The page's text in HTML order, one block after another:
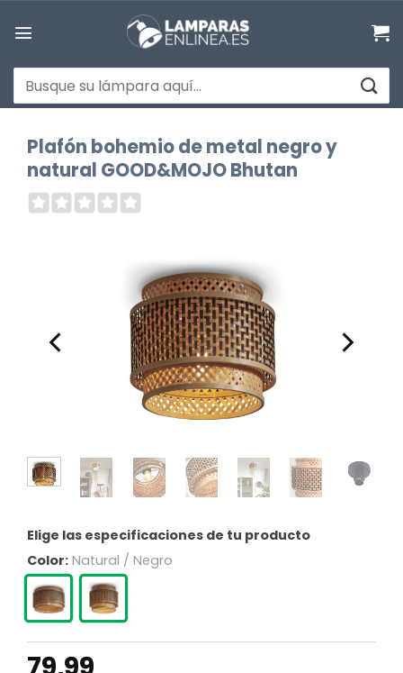
Buscar
por:
Plafón bohemio de metal negro y
natural GOOD&MOJO Bhutan
Elige las especificaciones de tu producto
Color: Natural / Negro